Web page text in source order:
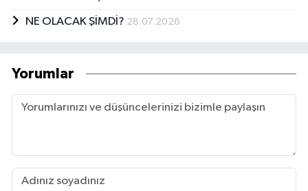
NE OLACAK ŞİMDİ? 28.07.2026
Yorumlar